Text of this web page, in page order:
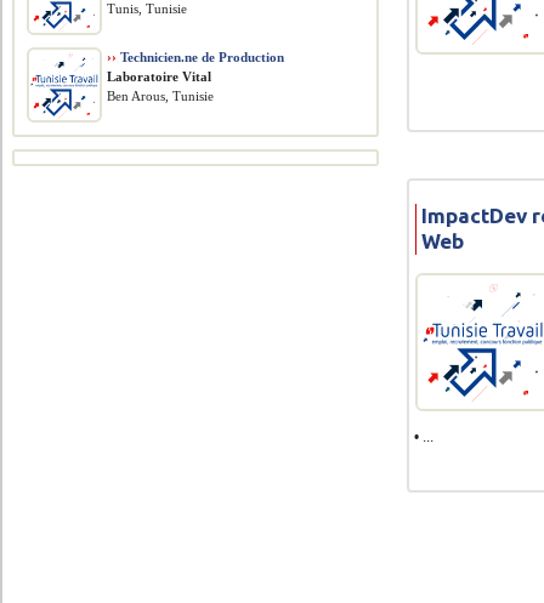
ImpactDev
Web
• ...
Tunis, Tunisie
›› Technicien.ne de Production
Laboratoire Vital
Ben Arous, Tunisie